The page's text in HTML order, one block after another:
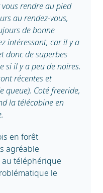
rendre au pied
au rendez-vous,
de bonne
intéressant, car il y a
donc de superbes
si il y a peu de noires.
récentes et
queue). Coté freeride,
la télécabine en
en forêt
agréable
téléphérique
le